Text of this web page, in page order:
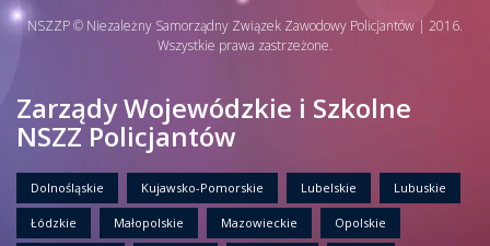
NSZZP © Niezależny Samorządny Związek Zawodowy Policjantów | 2016.
Wszystkie prawa zastrzeżone.
Zarządy Wojewódzkie i Szkolne
NSZZ Policjantów
Dolnośląskie Kujawsko-Pomorskie Lubelskie Lubuskie
Łódzkie Małopolskie Mazowieckie Opolskie